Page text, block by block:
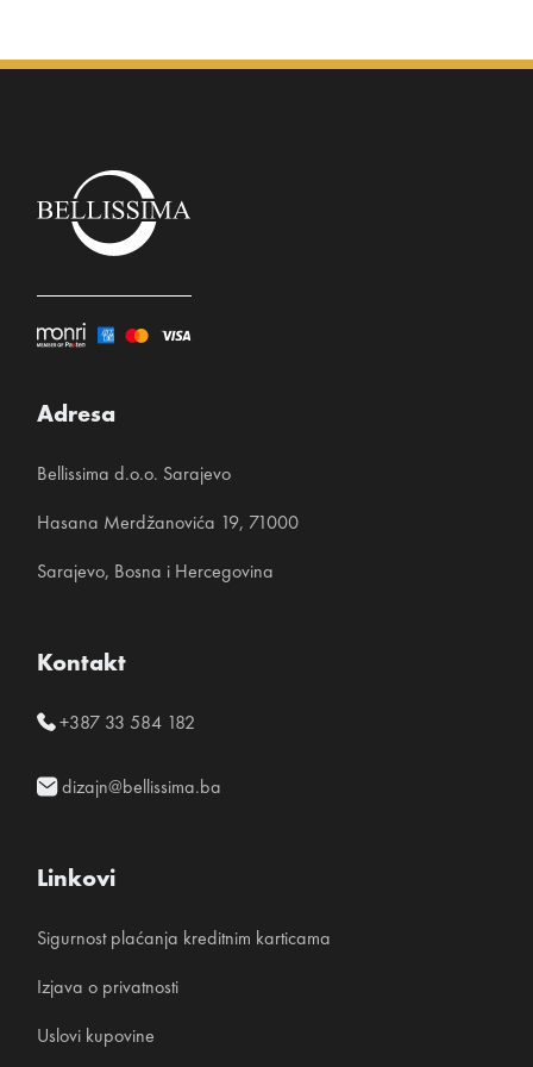
Adresa
Bellissima d.o.o. Sarajevo
Hasana Merdžanovića 19, 71000
Sarajevo, Bosna i Hercegovina
Kontakt
+387 33 584 182
dizajn@bellissima.ba
Linkovi
Sigurnost plaćanja kreditnim karticama
Izjava o privatnosti
Uslovi kupovine